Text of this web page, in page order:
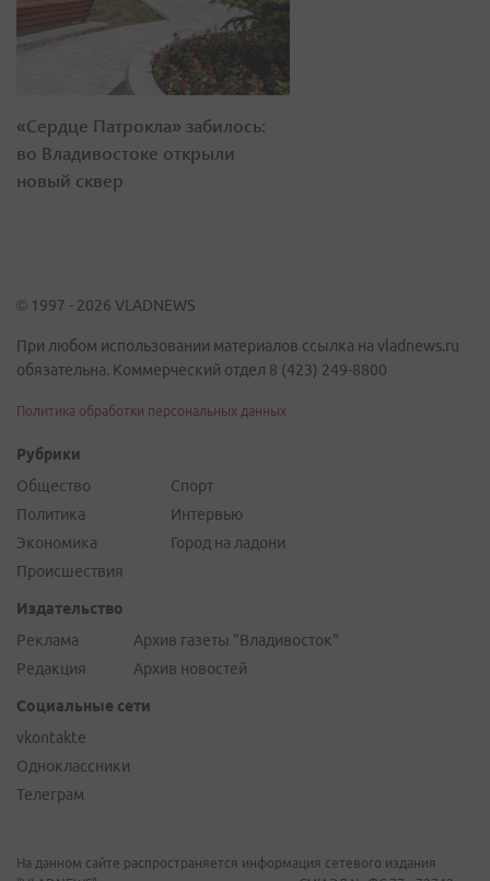
«Сердце Патрокла» забилось:
во Владивостоке открыли
новый сквер
© 1997 - 2026 VLADNEWS
При любом использовании материалов ссылка на vladnews.ru
обязательна. Коммерческий отдел 8 (423) 249-8800
Политика обработки персональных данных
Рубрики
Общество
Политика
Экономика
Происшествия
Спорт
Интервью
Город на ладони
Издательство
Реклама
Редакция
Архив газеты "Владивосток"
Архив новостей
Социальные сети
vkontakte
Одноклассники
Телеграм
На данном сайте распространяется информация сетевого издания